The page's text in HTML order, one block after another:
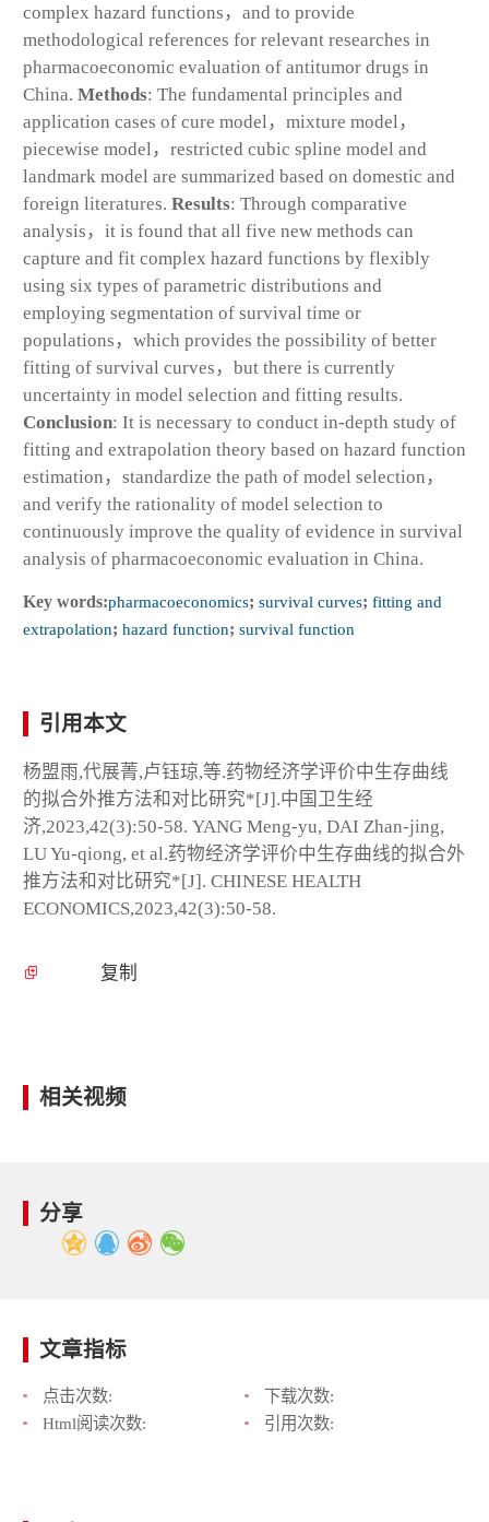
complex hazard functions，and to provide
methodological references for relevant researches in
pharmacoeconomic evaluation of antitumor drugs in
China. Methods: The fundamental principles and
application cases of cure model，mixture model，
piecewise model，restricted cubic spline model and
landmark model are summarized based on domestic and
foreign literatures. Results: Through comparative
analysis，it is found that all five new methods can
capture and fit complex hazard functions by flexibly
using six types of parametric distributions and
employing segmentation of survival time or
populations，which provides the possibility of better
fitting of survival curves，but there is currently
uncertainty in model selection and fitting results.
Conclusion: It is necessary to conduct in-depth study of
fitting and extrapolation theory based on hazard function
estimation，standardize the path of model selection，
and verify the rationality of model selection to
continuously improve the quality of evidence in survival
analysis of pharmacoeconomic evaluation in China.
Key words:pharmacoeconomics; survival curves; fitting and
extrapolation; hazard function; survival function
引用本文
杨盟雨,代展菁,卢钰琼,等.药物经济学评价中生存曲线
的拟合外推方法和对比研究*[J].中国卫生经
济,2023,42(3):50-58. YANG Meng-yu, DAI Zhan-jing,
LU Yu-qiong, et al.药物经济学评价中生存曲线的拟合外
推方法和对比研究*[J]. CHINESE HEALTH
ECONOMICS,2023,42(3):50-58.
复制
相关视频
分享
文章指标
点击次数:
下载次数:
Html阅读次数:
引用次数: